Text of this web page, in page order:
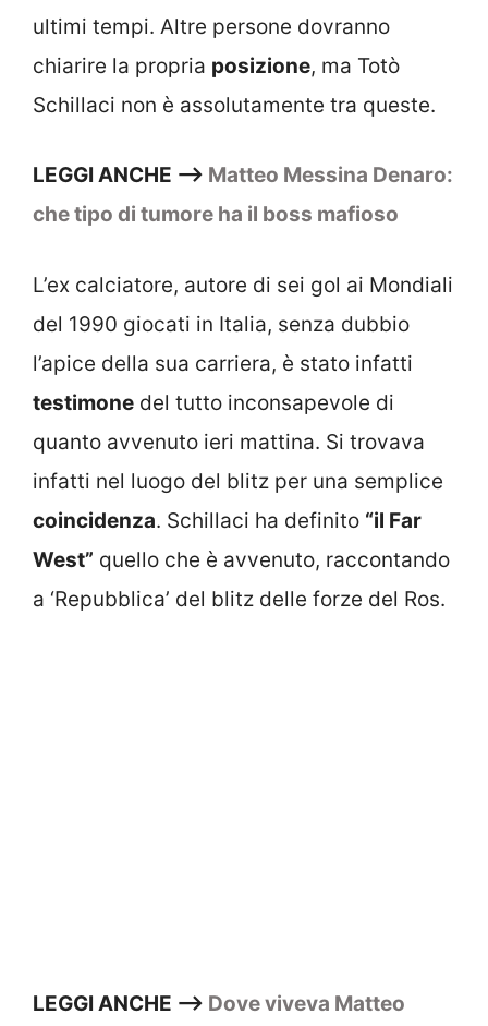
ultimi tempi. Altre persone dovranno
chiarire la propria posizione, ma Totò
Schillaci non è assolutamente tra queste.
LEGGI ANCHE –> Matteo Messina Denaro:
che tipo di tumore ha il boss mafioso
L’ex calciatore, autore di sei gol ai Mondiali
del 1990 giocati in Italia, senza dubbio
l’apice della sua carriera, è stato infatti
testimone del tutto inconsapevole di
quanto avvenuto ieri mattina. Si trovava
infatti nel luogo del blitz per una semplice
coincidenza. Schillaci ha definito “il Far
West” quello che è avvenuto, raccontando
a ‘Repubblica’ del blitz delle forze del Ros.
LEGGI ANCHE –> Dove viveva Matteo